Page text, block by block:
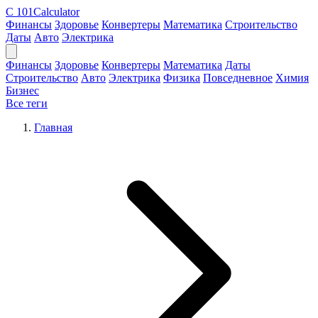
C 101Calculator
Финансы Здоровье Конвертеры Математика Строительство
Даты Авто Электрика
Финансы Здоровье Конвертеры Математика Даты
Строительство Авто Электрика Физика Повседневное Химия
Бизнес
Все теги
Главная